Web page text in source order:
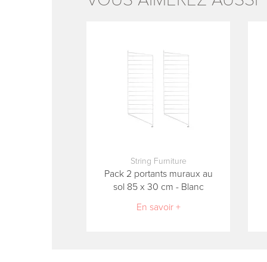
String Furniture
Pack 2 portants muraux au
sol 85 x 30 cm - Blanc
En savoir +